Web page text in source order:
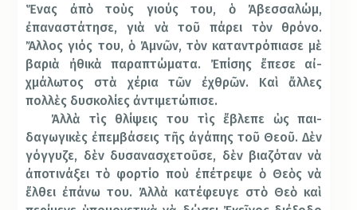
Ἕνας ἀπὸ τοὺς γιούς του, ὁ Ἀβεσσαλώμ,
ἐπαναστάτησε, γιὰ νὰ τοῦ πάρει τὸν θρόνο.
Ἄλλος γιός του, ὁ Ἀμνῶν, τὸν καταντρόπιασε μὲ
βαριὰ ἠ­θικὰ παραπτώματα. Ἐπίσης ἔπεσε αἰ­
χμάλωτος στὰ χέρια τῶν ἐχθρῶν. Καὶ ἄλ­λες
πολλὲς δυσκολίες ἀντιμετώπισε.
Ἀλλὰ τὶς θλίψεις του τὶς ἔβλεπε ὡς παι­
δαγωγικὲς ἐπεμβάσεις τῆς ἀγάπης τοῦ Θεοῦ. Δὲν
γόγγυζε, δὲν δυσανασχε­τοῦσε, δὲν βιαζόταν νὰ
ἀποτινάξει τὸ φορ­τίο ποὺ ἐπέτρεψε ὁ Θεὸς νὰ
ἔλθει ἐ­πάνω του. Ἀλλὰ κατέφευγε στὸ Θεὸ καὶ